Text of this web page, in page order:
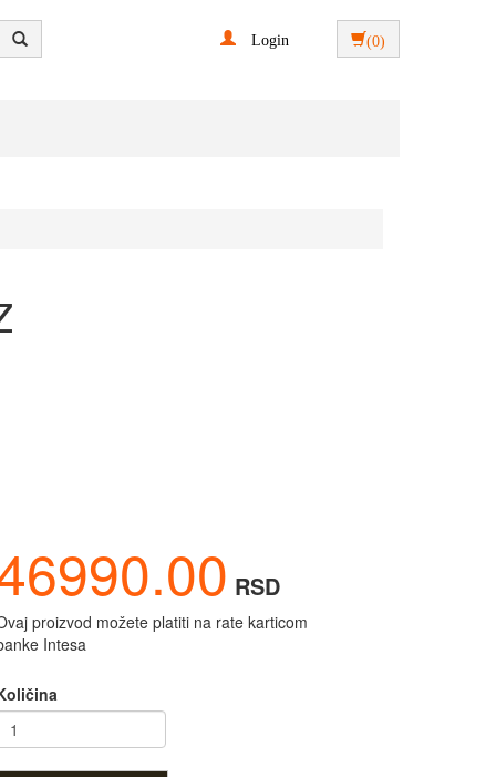
Login (0)
RSD
proizvod možete platiti na rate karticom
Intesa